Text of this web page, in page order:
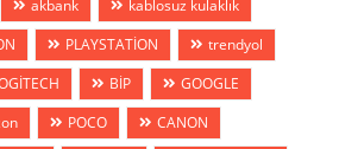
akbank
kablosuz kulaklık
PLAYSTATİON
trendyol
BİP
GOOGLE
POCO
CANON